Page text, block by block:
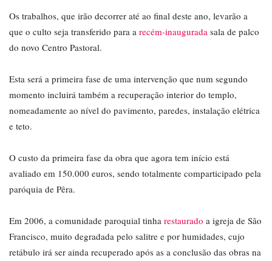
Os trabalhos, que irão decorrer até ao final deste ano, levarão a
que o culto seja transferido para a recém-inaugurada sala de palco
do novo Centro Pastoral.
Esta será a primeira fase de uma intervenção que num segundo
momento incluirá também a recuperação interior do templo,
nomeadamente ao nível do pavimento, paredes, instalação elétrica
e teto.
O custo da primeira fase da obra que agora tem início está
avaliado em 150.000 euros, sendo totalmente comparticipado pela
paróquia de Pêra.
Em 2006, a comunidade paroquial tinha restaurado a igreja de São
Francisco, muito degradada pelo salitre e por humidades, cujo
retábulo irá ser ainda recuperado após as a conclusão das obras na